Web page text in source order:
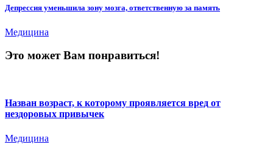
Депрессия уменьшила зону мозга, ответственную за память
Медицина
Это может Вам понравиться!
Назван возраст, к которому проявляется вред от
нездоровых привычек
Медицина